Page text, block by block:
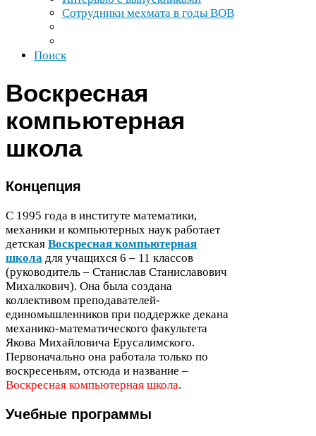
Сотрудники мехмата в годы ВОВ
Поиск
Воскресная
компьютерная
школа
Концепция
С 1995 года в институте математики,
механики и компьютерных наук работает
детская Воскресная компьютерная
школа для учащихся 6 – 11 классов
(руководитель – Станислав Станиславович
Михалкович). Она была создана
коллективом преподавателей-​
единомышленников при поддержке декана
механико-​математического факультета
Якова Михайловича Ерусалимского.
Первоначально она работала только по
воскресеньям, отсюда и название –
Воскресная компьютерная школа.
Учебные программы